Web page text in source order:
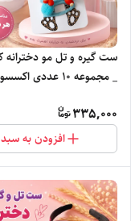
_ مجموعه ۱0 عددی اکسسوری مو
335,000
افزودن به سبد